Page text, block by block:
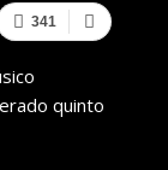
341
quinto